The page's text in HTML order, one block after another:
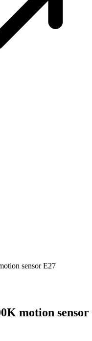
sensor E27
motion sensor